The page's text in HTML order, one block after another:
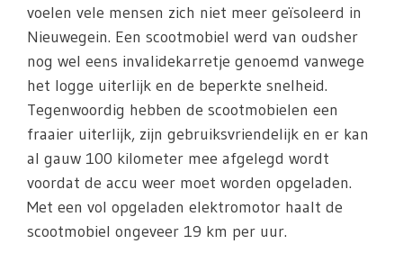
voelen vele mensen zich niet meer geïsoleerd in
Nieuwegein. Een scootmobiel werd van oudsher
nog wel eens invalidekarretje genoemd vanwege
het logge uiterlijk en de beperkte snelheid.
Tegenwoordig hebben de scootmobielen een
fraaier uiterlijk, zijn gebruiksvriendelijk en er kan
al gauw 100 kilometer mee afgelegd wordt
voordat de accu weer moet worden opgeladen.
Met een vol opgeladen elektromotor haalt de
scootmobiel ongeveer 19 km per uur.